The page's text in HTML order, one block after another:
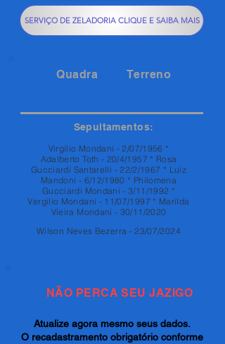
SERVIÇO DE ZELADORIA CLIQUE E SAIBA MAIS
Quadra Terreno
Sepultamentos:
Virgilio Mondani - 2/07/1956 *
Adalberto Toth - 20/4/1957 * Rosa
Gucciardi Santarelli - 22/2/1967 * Luiz
Mandoni - 6/12/1980 * Philomena
Gucciardi Mondani - 3/11/1992 *
Vergilio Mondani - 11/07/1997 * Marilda
Vieira Mondani - 30/11/2020
Wilson Neves Bezerra - 23/07/2024
NÃO PERCA SEU JAZIGO
Atualize agora mesmo seus dados.
O recadastramento obrigatório conforme